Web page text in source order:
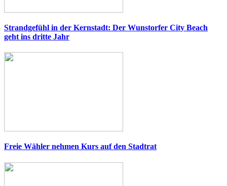
Strandgefühl in der Kernstadt: Der Wunstorfer City Beach
geht ins dritte Jahr
Freie Wähler nehmen Kurs auf den Stadtrat